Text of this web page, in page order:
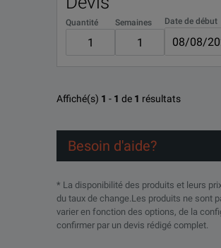
Quantité Semaines Date de début
Affiché(s) 1 - 1 de 1 résultats
Besoin d'aide?
* La disponibilité des produits et leurs
du taux de change.Les produits ne sont
varier en fonction des options, de la
confirmer par un devis rédigé complet.